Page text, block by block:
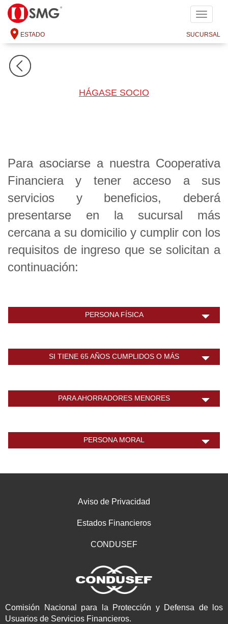
SMG
ESTADO SUCURSAL
HÁGASE SOCIO
Para asociarse a nuestra Cooperativa
Financiera y tener acceso a sus
servicios y beneficios, deberá
presentarse en la sucursal más
cercana a su domicilio y cumplir con los
requisitos de ingreso que se solicitan a
continuación:
PERSONA FÍSICA
SI TIENE 65 AÑOS CUMPLIDOS O MÁS
PARA AHORRADORES MENORES
PERSONA MORAL
Aviso de Privacidad
Estados Financieros
CONDUSEF
Comisión Nacional para la Protección y Defensa de los
Usuarios de Servicios Financieros.